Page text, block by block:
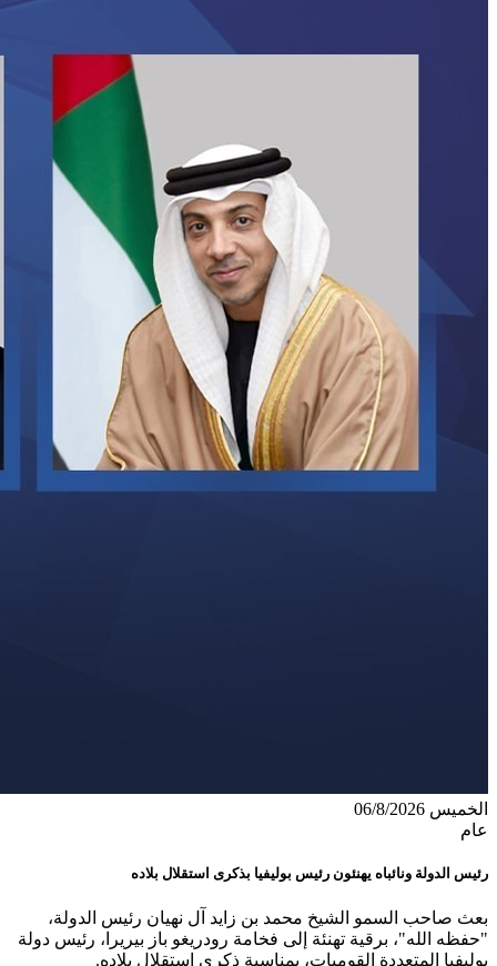
الخميس 06/8/2026
عام
رئيس الدولة ونائباه يهنئون رئيس بوليفيا بذكرى استقلال بلاده
بعث صاحب السمو الشيخ محمد بن زايد آل نهيان رئيس الدولة،
"حفظه الله"، برقية تهنئة إلى فخامة رودريغو باز بيريرا، رئيس دولة
بوليفيا المتعددة القوميات، بمناسبة ذكرى استقلال بلاده.